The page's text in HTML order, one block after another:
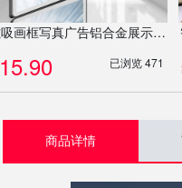
磁吸画框写真广告铝合金展示框宣传栏照片墙相框挂墙定制
15.90 已浏览 471
商品详情